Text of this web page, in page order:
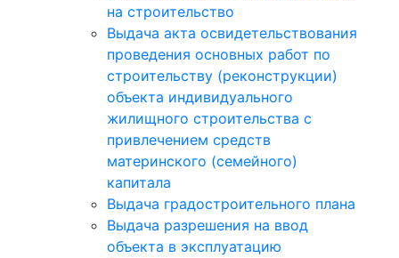
на строительство
Выдача акта освидетельствования
проведения основных работ по
строительству (реконструкции)
объекта индивидуального
жилищного строительства с
привлечением средств
материнского (семейного)
капитала
Выдача градостроительного плана
Выдача разрешения на ввод
объекта в эксплуатацию